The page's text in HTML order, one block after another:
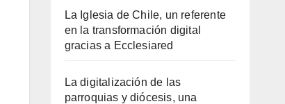
La Iglesia de Chile, un referente
en la transformación digital
gracias a Ecclesiared
La digitalización de las
parroquias y diócesis, una